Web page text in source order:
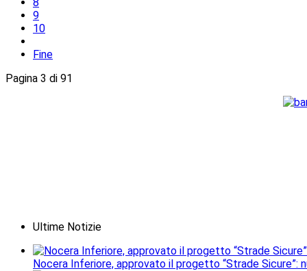
9
10
Fine
Pagina 3 di 91
Ultime Notizie
Nocera Inferiore, approvato il progetto “Strade